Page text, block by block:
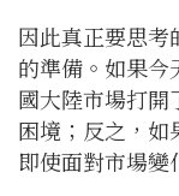
因此真正要思
的準備。如果今
國大陸市場打開
困境；反之，如
即使面對市場變